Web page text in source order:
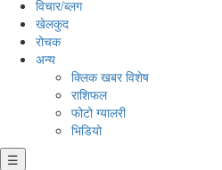
विचार/ब्लग
खेलकुद
रोचक
अन्य
क्लिक खबर विशेष
राशिफल
फोटो ग्यालरी
भिडियो
☰